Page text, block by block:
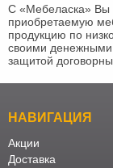
С «Мебеласка» Вы
приобретаемую
продукцию по
своими денежными
защитой
НАВИГАЦИЯ
Акции
Доставка